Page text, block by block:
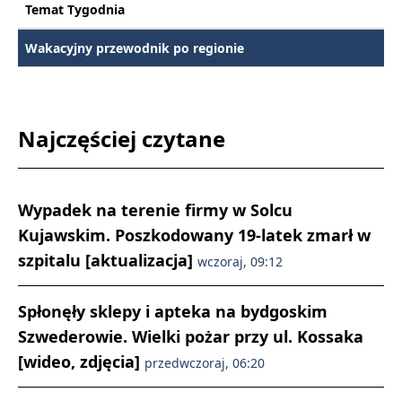
Temat Tygodnia
Wakacyjny przewodnik po regionie
Najczęściej czytane
Wypadek na terenie firmy w Solcu
Kujawskim. Poszkodowany 19-latek zmarł w
szpitalu [aktualizacja] wczoraj, 09:12
Spłonęły sklepy i apteka na bydgoskim
Szwederowie. Wielki pożar przy ul. Kossaka
[wideo, zdjęcia] przedwczoraj, 06:20